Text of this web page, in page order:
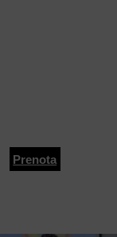
Prenota